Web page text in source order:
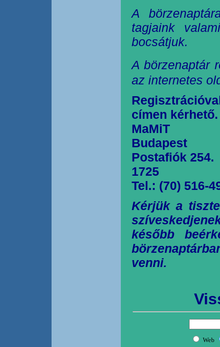
A
tagjaink
bocsátjuk.
A börzenaptár
az internetes
címen kérhető.
MaMiT
Budapest
Postafiók 254.
1725
Tel.: (70) 516-
Kérjük a
később
venni.